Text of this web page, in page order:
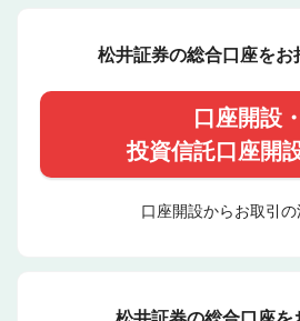
松井証券の総合口座をお
口座開設・
投資信託口座開
口座開設からお取引